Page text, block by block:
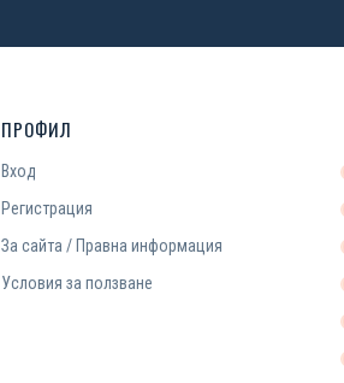
ПРОФИЛ
Вход
Регистрация
За сайта / Правна информация
Условия за ползване